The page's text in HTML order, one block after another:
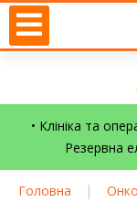
• Клініка та
Резервна
Головна |